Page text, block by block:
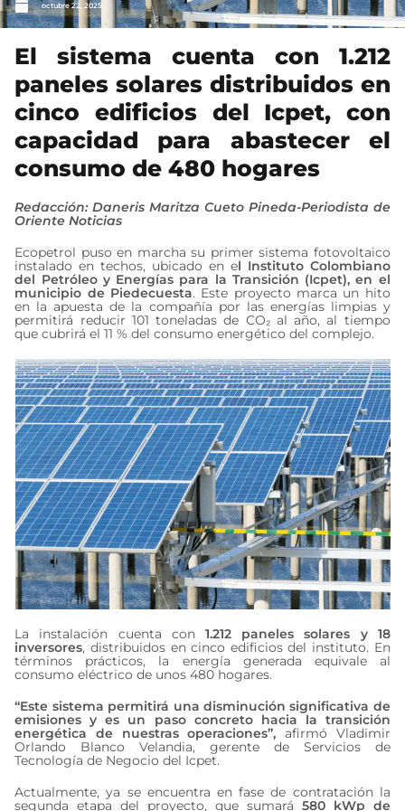
octubre 22, 2025
El sistema cuenta con 1.212
paneles solares distribuidos en
cinco edificios del Icpet, con
capacidad para abastecer el
consumo de 480 hogares
Redacción: Daneris Maritza Cueto Pineda-Periodista de
Oriente Noticias
Ecopetrol puso en marcha su primer sistema fotovoltaico
instalado en techos, ubicado en el Instituto Colombiano
del Petróleo y Energías para la Transición (Icpet), en el
municipio de Piedecuesta. Este proyecto marca un hito
en la apuesta de la compañía por las energías limpias y
permitirá reducir 101 toneladas de CO₂ al año, al tiempo
que cubrirá el 11 % del consumo energético del complejo.
La instalación cuenta con 1.212 paneles solares y 18
inversores, distribuidos en cinco edificios del instituto. En
términos prácticos, la energía generada equivale al
consumo eléctrico de unos 480 hogares.
“Este sistema permitirá una disminución significativa de
emisiones y es un paso concreto hacia la transición
energética de nuestras operaciones”, afirmó Vladimir
Orlando Blanco Velandia, gerente de Servicios de
Tecnología de Negocio del Icpet.
Actualmente, ya se encuentra en fase de contratación la
segunda etapa del proyecto, que sumará 580 kWp de